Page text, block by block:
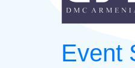
Event